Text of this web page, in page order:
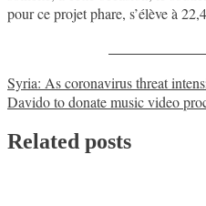
pour ce projet phare, s’élève à
Post
navigation
Syria: As coronavirus threat
Davido to donate music video
Related posts